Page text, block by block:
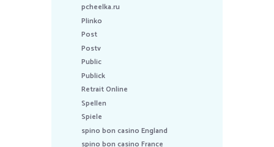
pcheelka.ru
Plinko
Post
Postv
Public
Publick
Retrait Online
Spellen
Spiele
spino bon casino England
spino bon casino France